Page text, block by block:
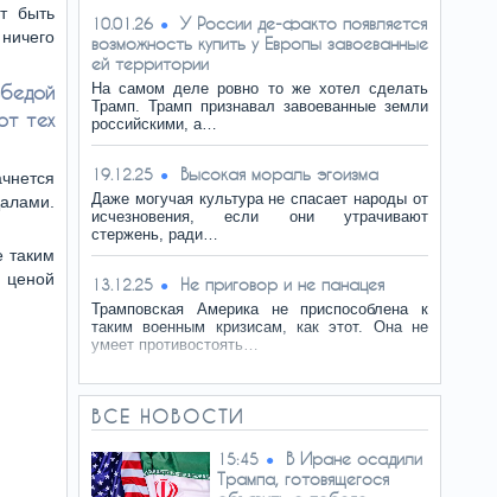
быть
тех
таким
ценой
10.01.26
У России де-факто появляется
возможность купить у Европы завоеванные
ей территории
На самом деле ровно то же хотел сделать
Трамп. Трамп признавал завоеванные земли
российскими, а…
19.12.25 Высокая мораль эгоизма
Даже могучая культура не спасает народы от
исчезновения, если они утрачивают
стержень, ради…
13.12.25 Не приговор и не панацея
Трамповская Америка не приспособлена к
таким военным кризисам, как этот. Она не
умеет противостоять…
ВСЕ НОВОСТИ
15:45
В Иране осадили
Трампа, готовящегося